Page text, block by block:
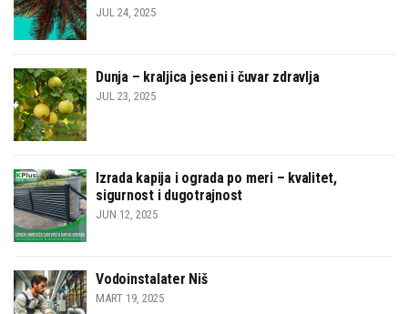
JUL 24, 2025
Dunja – kraljica jeseni i čuvar zdravlja
JUL 23, 2025
Izrada kapija i ograda po meri – kvalitet,
sigurnost i dugotrajnost
JUN 12, 2025
Vodoinstalater Niš
MART 19, 2025